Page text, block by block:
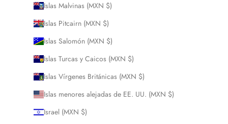
Islas Malvinas (MXN $)
Islas Pitcairn (MXN $)
Islas Salomón (MXN $)
Islas Turcas y Caicos (MXN $)
Islas Vírgenes Británicas (MXN $)
Islas menores alejadas de EE. UU. (MXN $)
Israel (MXN $)